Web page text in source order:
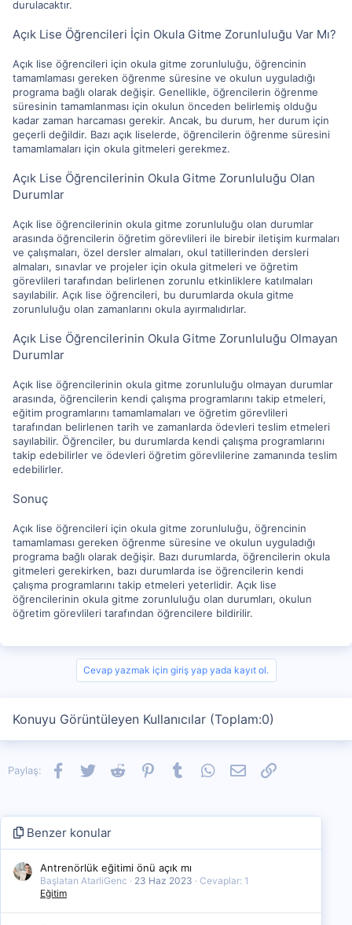
durulacaktır.
Açık Lise Öğrencileri İçin Okula Gitme Zorunluluğu Var Mı?
Açık lise öğrencileri için okula gitme zorunluluğu, öğrencinin
tamamlaması gereken öğrenme süresine ve okulun uyguladığı
programa bağlı olarak değişir. Genellikle, öğrencilerin öğrenme
süresinin tamamlanması için okulun önceden belirlemiş olduğu
kadar zaman harcaması gerekir. Ancak, bu durum, her durum için
geçerli değildir. Bazı açık liselerde, öğrencilerin öğrenme süresini
tamamlamaları için okula gitmeleri gerekmez.
Açık Lise Öğrencilerinin Okula Gitme Zorunluluğu Olan
Durumlar
Açık lise öğrencilerinin okula gitme zorunluluğu olan durumlar
arasında öğrencilerin öğretim görevlileri ile birebir iletişim kurmaları
ve çalışmaları, özel dersler almaları, okul tatillerinden dersleri
almaları, sınavlar ve projeler için okula gitmeleri ve öğretim
görevlileri tarafından belirlenen zorunlu etkinliklere katılmaları
sayılabilir. Açık lise öğrencileri, bu durumlarda okula gitme
zorunluluğu olan zamanlarını okula ayırmalıdırlar.
Açık Lise Öğrencilerinin Okula Gitme Zorunluluğu Olmayan
Durumlar
Açık lise öğrencilerinin okula gitme zorunluluğu olmayan durumlar
arasında, öğrencilerin kendi çalışma programlarını takip etmeleri,
eğitim programlarını tamamlamaları ve öğretim görevlileri
tarafından belirlenen tarih ve zamanlarda ödevleri teslim etmeleri
sayılabilir. Öğrenciler, bu durumlarda kendi çalışma programlarını
takip edebilirler ve ödevleri öğretim görevlilerine zamanında teslim
edebilirler.
Sonuç
Açık lise öğrencileri için okula gitme zorunluluğu, öğrencinin
tamamlaması gereken öğrenme süresine ve okulun uyguladığı
programa bağlı olarak değişir. Bazı durumlarda, öğrencilerin okula
gitmeleri gerekirken, bazı durumlarda ise öğrencilerin kendi
çalışma programlarını takip etmeleri yeterlidir. Açık lise
öğrencilerinin okula gitme zorunluluğu olan durumları, okulun
öğretim görevlileri tarafından öğrencilere bildirilir.
Cevap yazmak için giriş yap yada kayıt ol.
Konuyu Görüntüleyen Kullanıcılar (Toplam:0)
Paylaş: Facebook
TwitterReddit PinterestTumblrWhatsApp
E-postaLink
Benzer konular
Antrenörlük eğitimi önü açık mı
Başlatan AtarliGenc 23 Haz 2023
Cevaplar: 1
Eğitim